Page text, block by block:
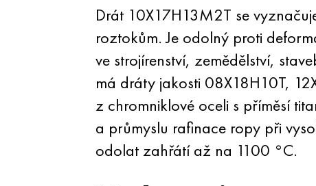
Drát 10X17H13M2T se
roztokům. Je odolný proti
ve strojírenství, zemědělství,
má dráty jakosti 08X18H10T,
z chromniklové oceli s příměsí
a průmyslu rafinace ropy při
odolat zahřátí až na 1100 °C.